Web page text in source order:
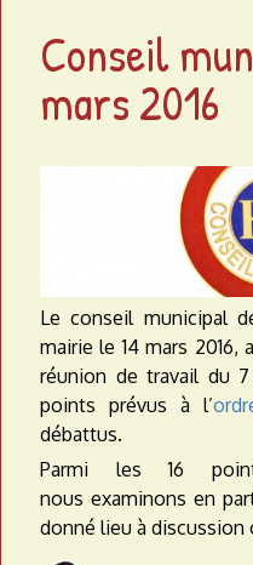
l
a
t
u
Conseil
mars 2016
Le conseil municipal
mairie le 14 mars 2016,
réunion de travail du 7
points prévus à l’
débattus.
Parmi les 16
nous examinons en
donné lieu à discussion